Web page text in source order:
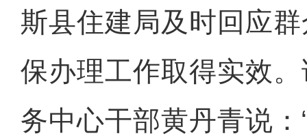
斯县住建局及时回应
保办理工作取得实效
务中心干部黄丹青说